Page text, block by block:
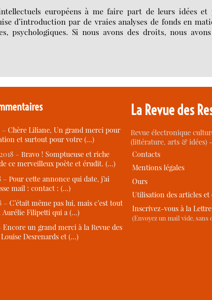
intellectuels européens à me faire part de leurs idées
d’introduction par de vraies analyses de fonds en
psychologiques. Si nous avons des droits, nous
– Chère Liliane, Un grand merci pour
et surtout pour votre (…)
– Bravo ! Somptueuse et riche
ce merveilleux poète et érudit. (…)
– Pour cette annonce qui date, j’ai
mail : contact : (…)
– C’était même pas lui, mais c’est tout
Aurélie Filipetti qui a (…)
Encore un grand merci à la Revue des
Louise Desrenards et (…)
La Revue des
Revue électronique
(littérature, arts & idées)
Contacts
Mentions légales
Ours
Utilisation des articles et
Inscrivez-vous à la
(Envoyez un mail vide,